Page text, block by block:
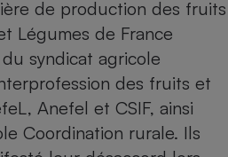
de production des fruits
Légumes de France
syndicat agricole
des fruits et
Anefel et CSIF, ainsi
Coordination rurale. Ils